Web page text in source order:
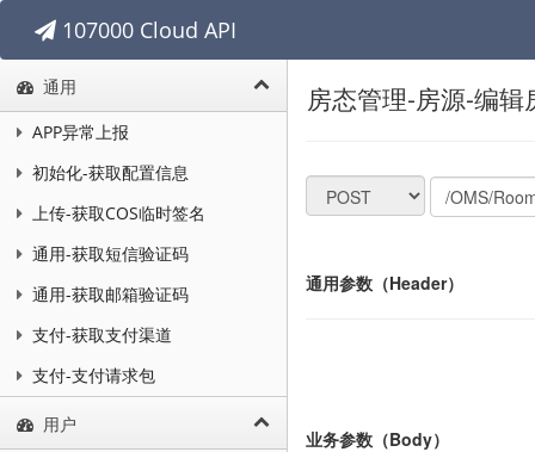
107000 Cloud API
通用
APP异常上报
初始化-获取配置信息
上传-获取COS临时签名
通用-获取短信验证码
通用-获取邮箱验证码
支付-获取支付渠道
支付-支付请求包
用户
房态管理-房源-编辑
通用参数（Header）
业务参数（Body）